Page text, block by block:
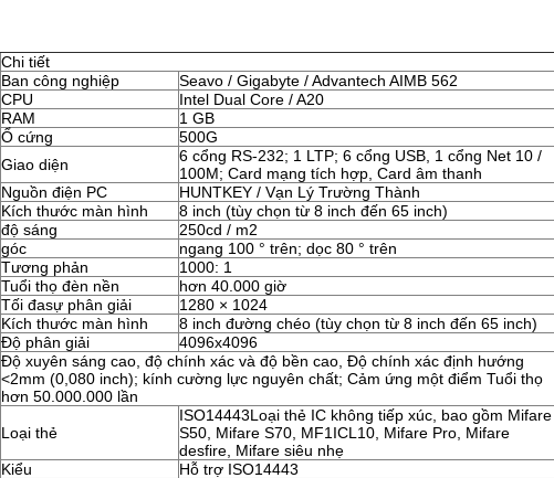
Chi tiết
Ban công nghiệp
Seavo / Gigabyte / Advantech AIMB 562
CPU
Intel Dual Core / A20
RAM
1 GB
Ổ cứng
500G
Giao diện
6 cổng RS-232; 1 LTP; 6 cổng USB, 1 cổng Net 10 /
100M; Card mạng tích hợp, Card âm thanh
Nguồn điện PC
HUNTKEY / Vạn Lý Trường Thành
Kích thước màn hình
8 inch (tùy chọn từ 8 inch đến 65 inch)
độ sáng
250cd / m2
góc
ngang 100 ° trên; dọc 80 ° trên
Tương phản
1000: 1
Tuổi thọ đèn nền
hơn 40.000 giờ
Tối đasự phân giải
1280 × 1024
Kích thước màn hình
8 inch đường chéo (tùy chọn từ 8 inch đến 65 inch)
Độ phân giải
4096x4096
Độ xuyên sáng cao, độ chính xác và độ bền cao, Độ chính xác định hướng
<2mm (0,080 inch); kính cường lực nguyên chất; Cảm ứng một điểm Tuổi thọ
hơn 50.000.000 lần
Loại thẻ
ISO14443Loại thẻ IC không tiếp xúc, bao gồm Mifare
S50, Mifare S70, MF1ICL10, Mifare Pro, Mifare
desfire, Mifare siêu nhẹ
Kiểu
Hỗ trợ ISO14443